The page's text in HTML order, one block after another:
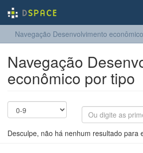
Navegação Desenvolvimento
Navegação
econômico por tipo
Desculpe, não há nenhum resultado para